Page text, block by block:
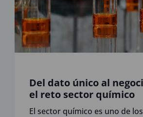
Del dato único al
el reto sector químico
El sector químico es uno de